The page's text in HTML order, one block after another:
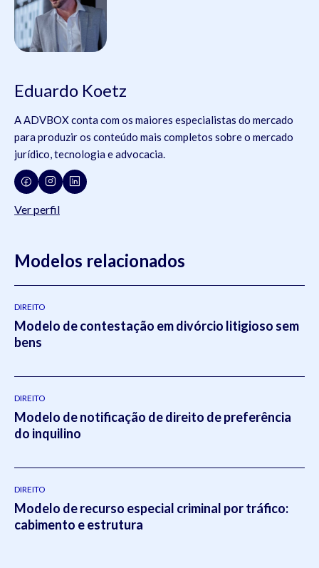
Eduardo Koetz
A ADVBOX conta com os maiores especialistas do mercado
para produzir os conteúdo mais completos sobre o mercado
jurídico, tecnologia e advocacia.
Ver perfil
Modelos relacionados
DIREITO
Modelo de contestação em divórcio litigioso sem
bens
DIREITO
Modelo de notificação de direito de preferência
do inquilino
DIREITO
Modelo de recurso especial criminal por tráfico:
cabimento e estrutura